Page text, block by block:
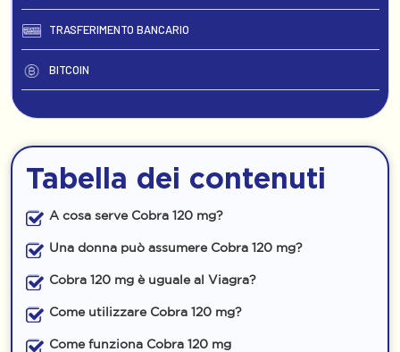
TRASFERIMENTO BANCARIO
BITCOIN
Tabella dei contenuti
A cosa serve Cobra 120 mg?
Una donna può assumere Cobra 120 mg?
Cobra 120 mg è uguale al Viagra?
Come utilizzare Cobra 120 mg?
Come funziona Cobra 120 mg